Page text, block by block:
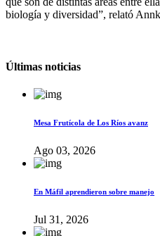
biología y diversidad”, relató
Últimas noticias
Mesa Frutícola de Los Ríos avanz
Ago 03, 2026
En Máfil aprendieron sobre manejo
Jul 31, 2026